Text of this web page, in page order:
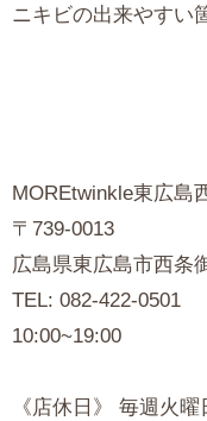
ニキビの出来やすい
MOREtwinkle東広島
〒739-0013
広島県東広島市西条
TEL: 082-422-0501
10:00~19:00
《店休日》 毎週火